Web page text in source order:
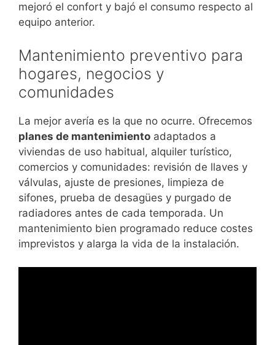
mejoró el confort y bajó el consumo respecto al
equipo anterior.
Mantenimiento preventivo para
hogares, negocios y
comunidades
La mejor avería es la que no ocurre. Ofrecemos
planes de mantenimiento adaptados a
viviendas de uso habitual, alquiler turístico,
comercios y comunidades: revisión de llaves y
válvulas, ajuste de presiones, limpieza de
sifones, prueba de desagües y purgado de
radiadores antes de cada temporada. Un
mantenimiento bien programado reduce costes
imprevistos y alarga la vida de la instalación.